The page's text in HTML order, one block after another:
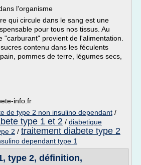
l'organisme
qui circule dans le sang est une
pour tous nos tissus. Au
"carburant" provient de l'alimentation.
contenu dans les féculents
pommes de terre, légumes secs,
info.fr
de type 2 non insulino dependant /
type 1 et 2 / diabetique
2 / traitement diabete type 2
dependant type 1
type 2, définition,